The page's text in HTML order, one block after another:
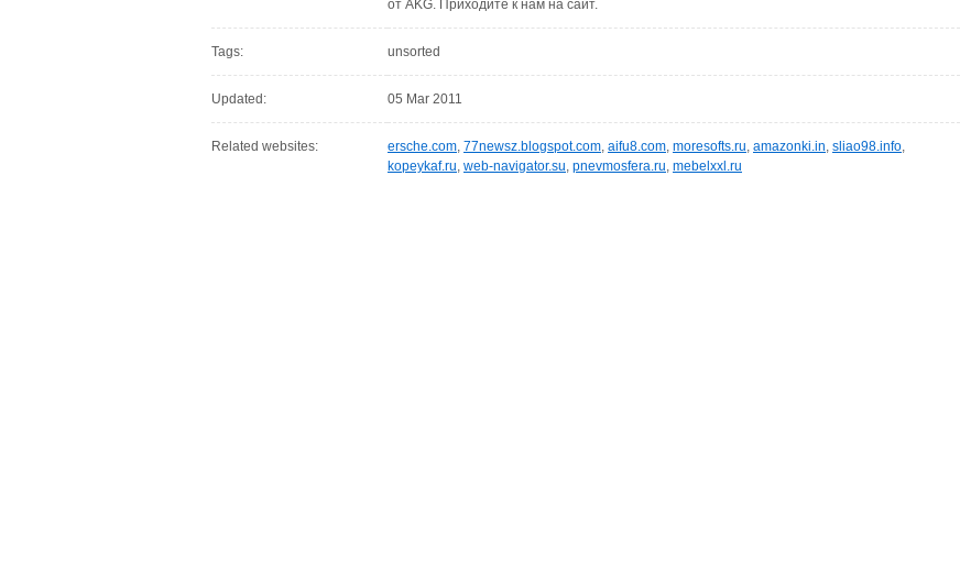
от AKG. Приходите к нам на сайт.
Tags: unsorted
Updated: 05 Mar 2011
Related websites: ersche.com, 77newsz.blogspot.com, aifu8.com, moresofts.ru, amazonki.in, sliao98.info,
kopeykaf.ru, web-navigator.su, pnevmosfera.ru, mebelxxl.ru